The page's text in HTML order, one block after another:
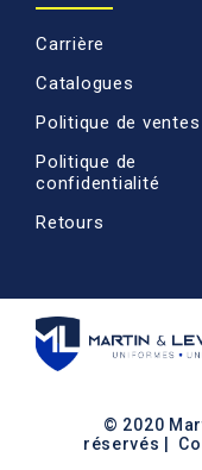
Carrière
Catalogues
Politique de ventes
Politique de
confidentialité
Retours
© 2020
réservés |